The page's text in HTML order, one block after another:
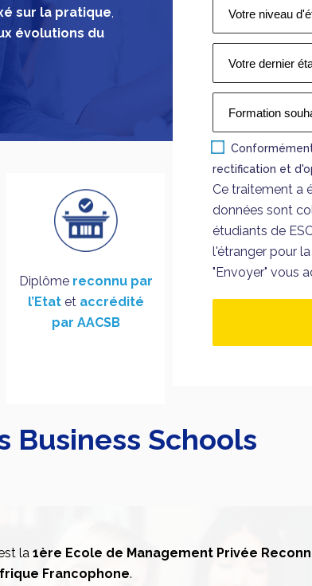
sur la pratique,
évolutions du
rectification et
Ce traitement a
données sont
étudiants de
l'étranger pour
"Envoyer" vous
Diplôme reconnu par
l’Etat etaccrédité
par AACSB
Business Schools
la 1ère Ecole de Management Privée
Francophone.